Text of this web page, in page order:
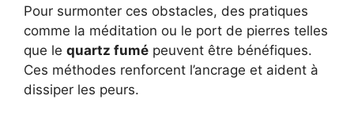
Pour surmonter ces obstacles, des pratiques
comme la méditation ou le port de pierres telles
que le quartz fumé peuvent être bénéfiques.
Ces méthodes renforcent l’ancrage et aident à
dissiper les peurs.